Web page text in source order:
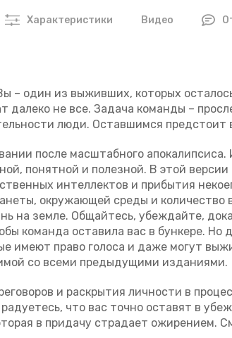
Характеристики Видео
– один из выживших, которых
далеко не все. Задача команды –
люди. Оставшимся предстоит
после масштабного апокалипсиса.
понятной и полезной. В этой
интеллектов и прибытия
окружающей среды и
на земле. Общайтесь, убеждайте,
команда оставила вас в бункере.
имеют право голоса и даже могут
со всеми предыдущими изданиями.
и раскрытия личности в
что вас точно оставят в
в придачу страдает ожирением.